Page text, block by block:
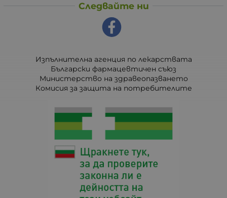
Следвайте ни
Изпълнителна агенция по лекарствата
Български фармацевтичен съюз
Министерство на здравеопазването
Комисия за защита на потребителите